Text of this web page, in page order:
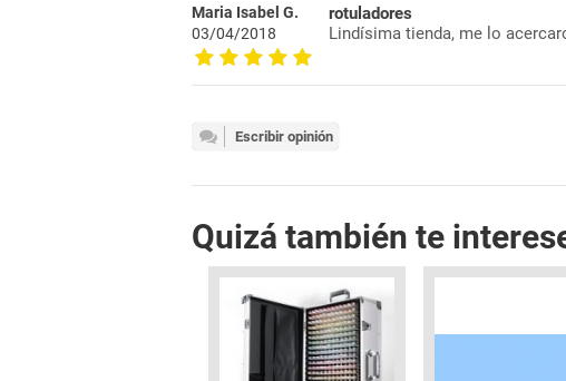
Maria Isabel G.
03/04/2018
rotuladores
Lindísima tienda, me lo
Escribir opinión
Quizá también te